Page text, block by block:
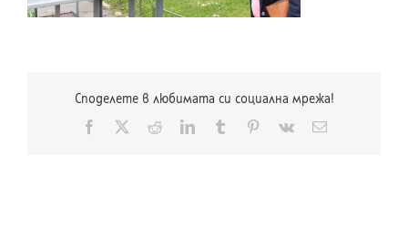
Споделете в любимата си социална мрежа!
Facebook RedditLinkedInTumblr Pinterest
Vk
Електронна